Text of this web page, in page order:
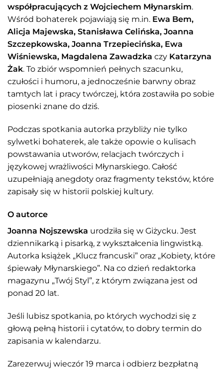
współpracujących z Wojciechem Młynarskim.
Wśród bohaterek pojawiają się m.in. Ewa Bem,
Alicja Majewska, Stanisława Celińska, Joanna
Szczepkowska, Joanna Trzepiecińska, Ewa
Wiśniewska, Magdalena Zawadzka czy Katarzyna
Żak. To zbiór wspomnień pełnych szacunku,
czułości i humoru, a jednocześnie barwny obraz
tamtych lat i pracy twórczej, która zostawiła po sobie
piosenki znane do dziś.
Podczas spotkania autorka przybliży nie tylko
sylwetki bohaterek, ale także opowie o kulisach
powstawania utworów, relacjach twórczych i
językowej wrażliwości Młynarskiego. Całość
uzupełniają anegdoty oraz fragmenty tekstów, które
zapisały się w historii polskiej kultury.
O autorce
Joanna Nojszewska urodziła się w Giżycku. Jest
dziennikarką i pisarką, z wykształcenia lingwistką.
Autorka książek „Klucz francuski” oraz „Kobiety, które
śpiewały Młynarskiego”. Na co dzień redaktorka
magazynu „Twój Styl”, z którym związana jest od
ponad 20 lat.
Jeśli lubisz spotkania, po których wychodzi się z
głową pełną historii i cytatów, to dobry termin do
zapisania w kalendarzu.
Zarezerwuj wieczór 19 marca i odbierz bezpłatną